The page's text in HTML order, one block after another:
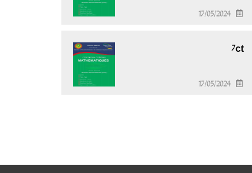
17/05/2024
7ct
17/05/2024